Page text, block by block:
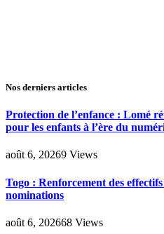
Nos derniers articles
Protection de l’enfance : Lomé
pour les enfants à l’ère du
août 6, 20269 Views
Togo : Renforcement des
nominations
août 6, 202668 Views